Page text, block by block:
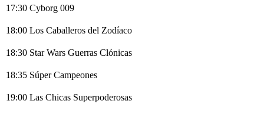
17:30 Cyborg 009
18:00 Los Caballeros del Zodíaco
18:30 Star Wars Guerras Clónicas
18:35 Súper Campeones
19:00 Las Chicas Superpoderosas